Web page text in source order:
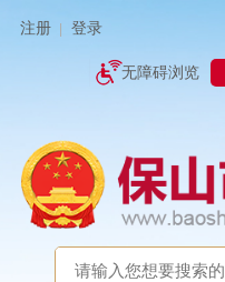
注册 登录
无障碍浏览